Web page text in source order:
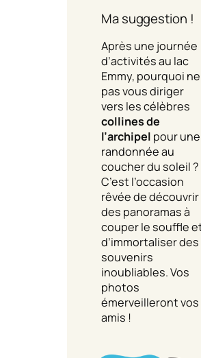
Ma suggestion !
Après une journée
d’activités au lac
Emmy, pourquoi ne
pas vous diriger
vers les célèbres
collines de
l’archipel pour une
randonnée au
coucher du soleil ?
C’est l’occasion
rêvée de découvrir
des panoramas à
couper le souffle
d’immortaliser des
souvenirs
inoubliables. Vos
photos
émerveilleront vos
amis !